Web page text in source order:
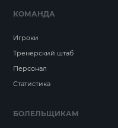
КОМАНДА
Игроки
Тренерский штаб
Персонал
Статистика
БОЛЕЛЬЩИКАМ